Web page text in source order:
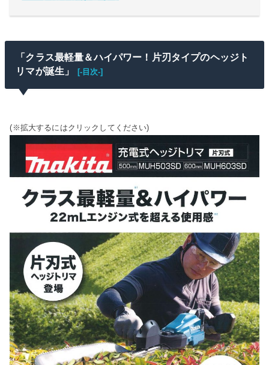
「クラス最軽量＆ハイパワー！片刃タイプのヘッジト
リマが誕生」
[-目次-]
(※拡大するにはクリックしてください)